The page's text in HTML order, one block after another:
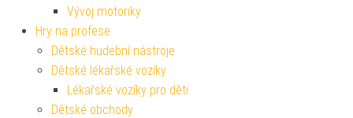
Vývoj motoriky
Hry na profese
Dětské hudební nástroje
Dětské lékařské vozíky
Lékařské vozíky pro děti
Dětské obchody